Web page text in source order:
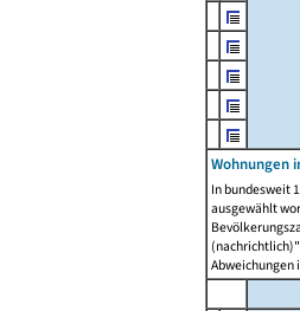
Wohnungen
In bundesweit
ausgewählt
Abweichungen